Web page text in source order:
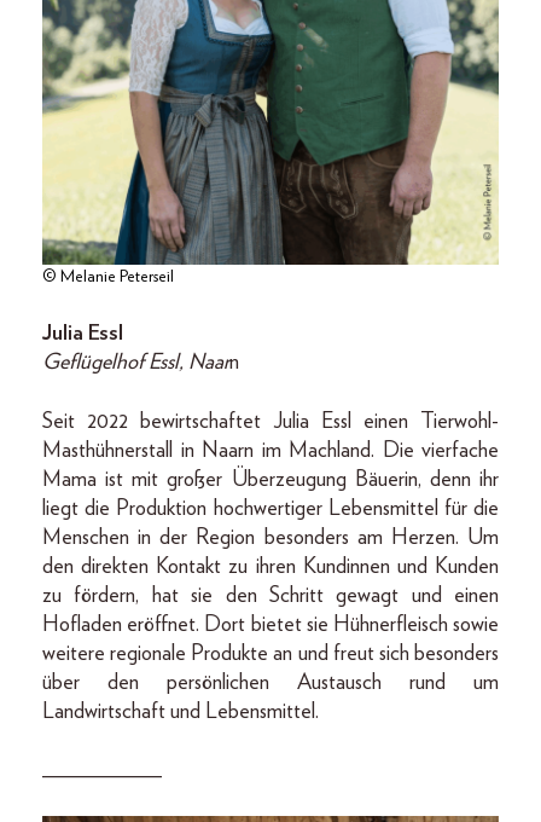
© Melanie Peterseil
Julia Essl
Geflügelhof Essl, Naarn
Seit 2022 bewirtschaftet Julia Essl einen Tierwohl-
Masthühnerstall in Naarn im Machland. Die vierfache
Mama ist mit großer Überzeugung Bäuerin, denn ihr
liegt die Produktion hochwertiger Lebensmittel für die
Menschen in der Region besonders am Herzen. Um
den direkten Kontakt zu ihren Kundinnen und Kunden
zu fördern, hat sie den Schritt gewagt und einen
Hofladen eröffnet. Dort bietet sie Hühnerfleisch sowie
weitere regionale Produkte an und freut sich besonders
über den persönlichen Austausch rund um
Landwirtschaft und Lebensmittel.
___________